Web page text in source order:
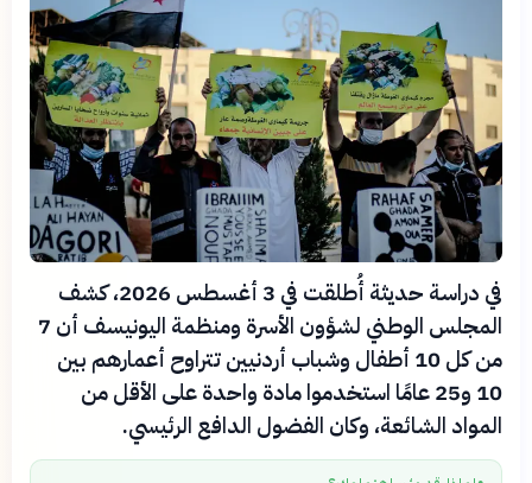
في دراسة حديثة أُطلقت في 3 أغسطس 2026، كشف
المجلس الوطني لشؤون الأسرة ومنظمة اليونيسف أن 7
من كل 10 أطفال وشباب أردنيين تتراوح أعمارهم بين
10 و25 عامًا استخدموا مادة واحدة على الأقل من
المواد الشائعة، وكان الفضول الدافع الرئيسي.